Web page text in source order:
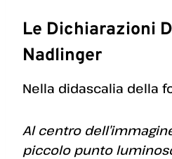
Le Dichiarazioni
Nadlinger
Nella didascalia della
Al centro
piccolo punto